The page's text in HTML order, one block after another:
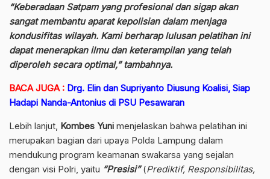
“Keberadaan Satpam yang profesional dan sigap akan
sangat membantu aparat kepolisian dalam menjaga
kondusifitas wilayah. Kami berharap lulusan pelatihan ini
dapat menerapkan ilmu dan keterampilan yang telah
diperoleh secara optimal,” tambahnya.
BACA JUGA : Drg. Elin dan Supriyanto Diusung Koalisi, Siap
Hadapi Nanda-Antonius di PSU Pesawaran
Lebih lanjut, Kombes Yuni menjelaskan bahwa pelatihan ini
merupakan bagian dari upaya Polda Lampung dalam
mendukung program keamanan swakarsa yang sejalan
dengan visi Polri, yaitu “Presisi”(Prediktif, Responsibilitas,